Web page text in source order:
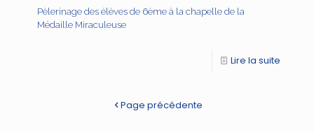
Pèlerinage des élèves de 6ème à la chapelle de la
Médaille Miraculeuse
Lire la suite
Page précédente